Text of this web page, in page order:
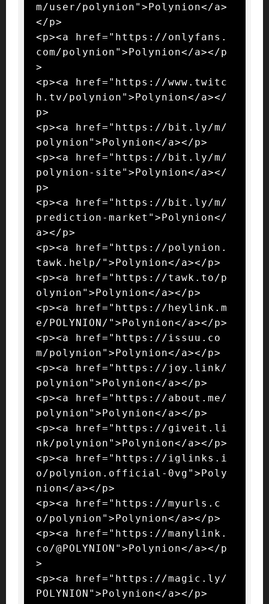
m/user/polynion">Polynion</a>
</p>
<p><a href="https://onlyfans.
com/polynion">Polynion</a></p
>
<p><a href="https://www.twitc
h.tv/polynion">Polynion</a></
p>
<p><a href="https://bit.ly/m/
polynion">Polynion</a></p>
<p><a href="https://bit.ly/m/
polynion-site">Polynion</a></
p>
<p><a href="https://bit.ly/m/
prediction-market">Polynion</
a></p>
<p><a href="https://polynion.
tawk.help/">Polynion</a></p>
<p><a href="https://tawk.to/p
olynion">Polynion</a></p>
<p><a href="https://heylink.m
e/POLYNION/">Polynion</a></p>
<p><a href="https://issuu.co
m/polynion">Polynion</a></p>
<p><a href="https://joy.link/
polynion">Polynion</a></p>
<p><a href="https://about.me/
polynion">Polynion</a></p>
<p><a href="https://giveit.li
nk/polynion">Polynion</a></p>
<p><a href="https://iglinks.i
o/polynion.official-0vg">Poly
nion</a></p>
<p><a href="https://myurls.c
o/polynion">Polynion</a></p>
<p><a href="https://manylink.
co/@POLYNION">Polynion</a></p
>
<p><a href="https://magic.ly/
POLYNION">Polynion</a></p>